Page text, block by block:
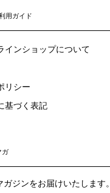
用ガイド
インショップについて
リシー
基づく表記
ガ
ジンをお届けいたします。